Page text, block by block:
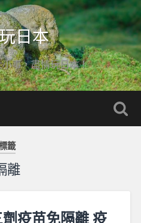
日本
事，盡情玩日本！
籤
離
疫苗免隔離 疫